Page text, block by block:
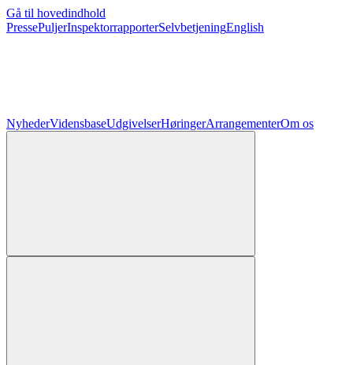
Gå til hovedindhold
PressePuljerInspektorrapporterSelvbetjeningEnglish
NyhederVidensbaseUdgivelserHøringerArrangementerOm os